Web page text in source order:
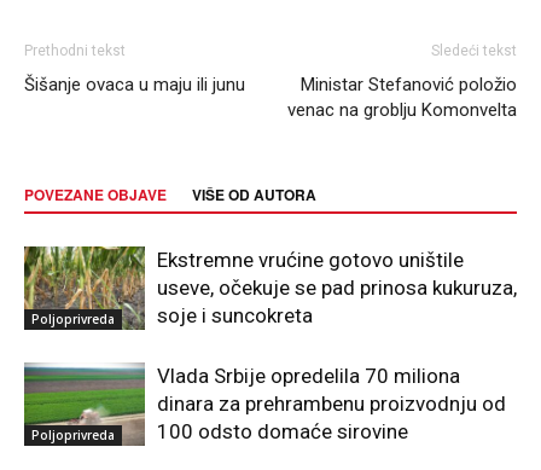
Prethodni tekst
Šišanje ovaca u maju ili junu
Sledeći tekst
Ministar Stefanović položio
venac na groblju Komonvelta
POVEZANE OBJAVE VIŠE OD AUTORA
Poljoprivreda
Ekstremne vrućine gotovo uništile
useve, očekuje se pad prinosa kukuruza,
soje i suncokreta
Poljoprivreda
Vlada Srbije opredelila 70 miliona
dinara za prehrambenu proizvodnju od
100 odsto domaće sirovine